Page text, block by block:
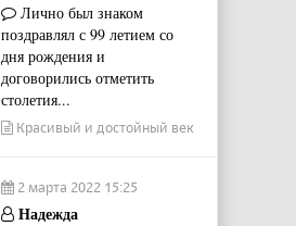
Лично был знаком
поздравлял с 99 летием со
дня рождения и
договорились отметить
столетия...
Красивый и достойный век
2 марта 2022 15:25
Надежда